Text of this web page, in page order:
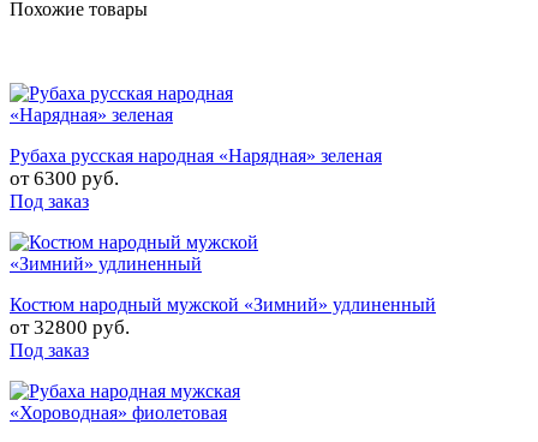
Похожие товары
Рубаха русская народная «Нарядная» зеленая
от6300 руб.
Под заказ
Костюм народный мужской «Зимний» удлиненный
от32800 руб.
Под заказ